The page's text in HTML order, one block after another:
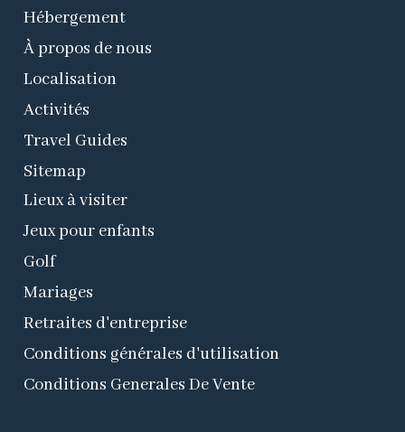
Hébergement
À propos de nous
Localisation
Activités
Travel Guides
Sitemap
Lieux à visiter
Jeux pour enfants
Golf
Mariages
Retraites d'entreprise
Conditions générales d'utilisation
Conditions Generales De Vente